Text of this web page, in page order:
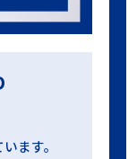
ます。